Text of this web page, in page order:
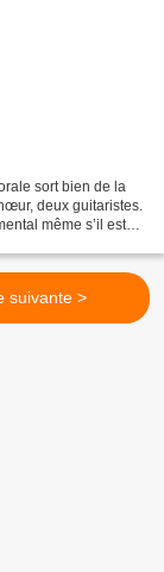
sort bien de la
deux guitaristes.
même s’il est
suivante >